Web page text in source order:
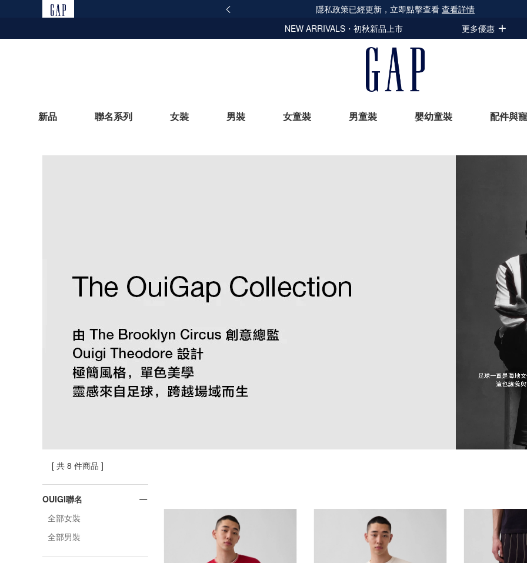
165反詐騙安全宣導 隱私政策已經更新，立即點擊查看 查看詳情
NEW ARRIVALS・初秋新品上市
更多優惠
新品 聯名系列 女裝 男裝 女童裝 男童裝 嬰幼童裝 配件與
[ 共 8 件商品 ]
OUIGI聯名
全部女裝
全部男裝